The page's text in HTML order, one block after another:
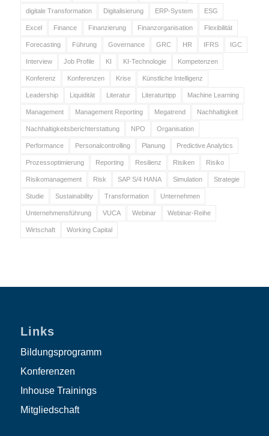
digitale Transformation Digitalisierung ERP-System ESG
Excel Finance Finanzierung Finanzorganisation Flexibilität
Forecasting Führung Governance GRC HR IFRS IGC
Interview Job Profile KI KI-Technologie Kompetenzen
Konferenz Konferenzen Krise Künstliche Intelligenz
Leadership Liquidität Literatur Literaturtipp Machine Learning
Management Management Reporting Megatrend Nachhaltigkeit
Nachhaltigkeitsberichterstattung NPO Organisation
Performance Personalcontrolling Planung Predictive Analytics
Prozessoptimierung Reporting Resilienz Risiken Risiko
Risikomanagement Risk SAP S/4 HANA Simulation Strategie
Studie Sustainability Transformation Unternehmen
Unternehmensführung VUCA Webinar Webinar-Reihe
Wirtschaft Working Capital
Links
Bildungsprogramm
Konferenzen
Inhouse Trainings
Mitgliedschaft